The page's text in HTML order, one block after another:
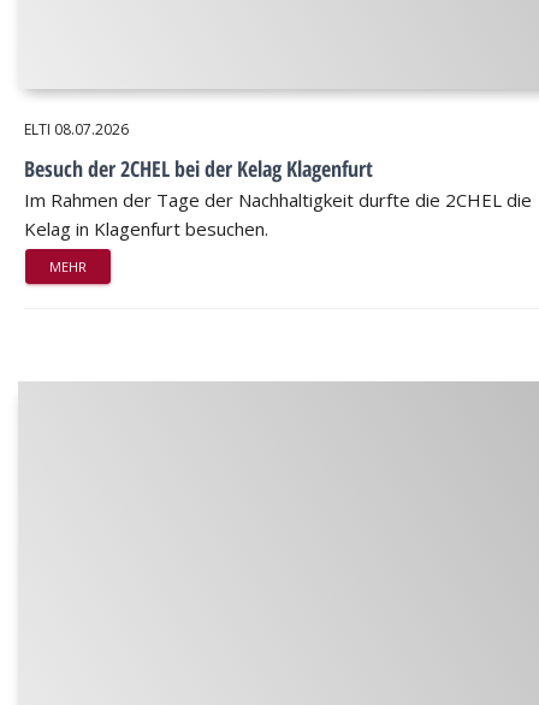
ELTI 08.07.2026
Besuch der 2CHEL bei der Kelag Klagenfurt
Im Rahmen der Tage der Nachhaltigkeit durfte die 2CHEL die
Kelag in Klagenfurt besuchen.
MEHR